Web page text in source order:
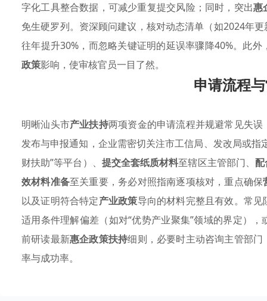
字化工具整合数据，可减少重复提交风险；同时，突出惠
免生硬罗列。资深顾问建议，核对动态清单（如2024年
往年提升30%，而忽略关键证明的延误率骤降40%。此外
政策影响，使审核官员一目了然。
申请流程
明晰汕头市产业扶持两项资金的申请流程并规避常见失
发布与申报通知，企业需密切关注市工信局、发改局或指
财扶助”等平台）、 提交全套纸质材料至辖区主管部门、配
效材料准备至关重要，务必对照指南逐项核对，重点确保
以及证明符合特定产业政策导向的材料完整且有效。常
适用条件理解偏差（如对“优势产业聚集”领域的界定）
前研读最新惠企政策扶持细则，必要时主动咨询主管部
率与成功率。